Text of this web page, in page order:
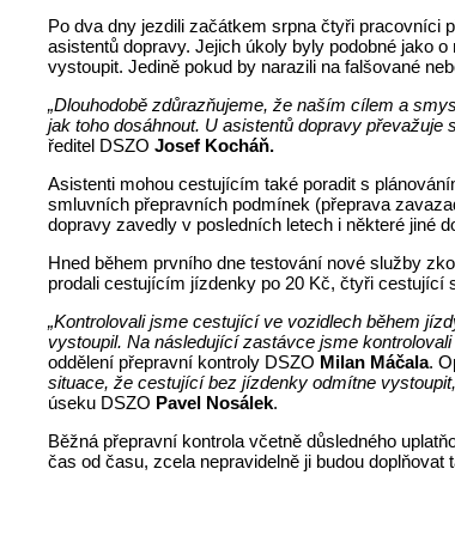
Po dva dny jezdili začátkem srpna čtyři pracovníci
asistentů dopravy. Jejich úkoly byly podobné jako
vystoupit. Jedině pokud by narazili na falšované
„Dlouhodobě zdůrazňujeme, že naším cílem a
jak toho dosáhnout. U asistentů dopravy
ředitel DSZOJosef Kocháň.
Asistenti mohou cestujícím také poradit s
smluvních přepravních podmínek (přeprava
dopravy zavedly v posledních letech i některé jiné
Hned během prvního dne testování nové služby
prodali cestujícím jízdenky po 20 Kč, čtyři cestující
„Kontrolovali jsme cestující ve vozidlech během
vystoupil. Na následující zastávce jsme
oddělení přepravní kontroly DSZO Milan Máčala.
situace, že cestující bez jízdenky odmítne
úseku DSZO Pavel Nosálek.
Běžná přepravní kontrola včetně důsledného
čas od času, zcela nepravidelně ji budou doplňovat